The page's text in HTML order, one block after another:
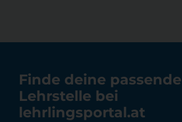
Finde deine passende
Lehrstelle bei
lehrlingsportal.at